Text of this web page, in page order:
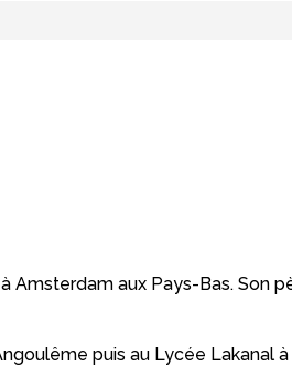
Amsterdam aux Pays-Bas. Son
puis au Lycée Lakanal